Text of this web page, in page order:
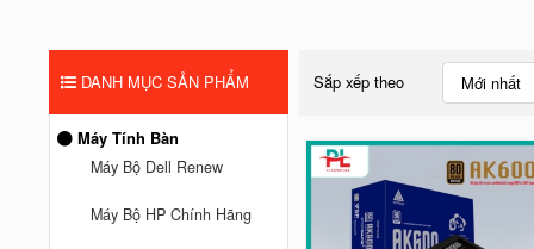
DANH MỤC SẢN PHẨM
Máy Tính Bàn
Máy Bộ Dell Renew
Máy Bộ HP Chính Hãng
Sắp xếp theo Mới nhất